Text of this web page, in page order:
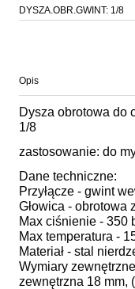
DYSZA.OBR.GWINT: 1/8
Opis
Dysza obrotowa do
1/8
zastosowanie: do
Dane techniczne:
Przyłącze - gwint
Głowica - obrotowa
Max ciśnienie - 350
Max temperatura -
Materiał - stal
Wymiary
zewnętrzna 18 mm,